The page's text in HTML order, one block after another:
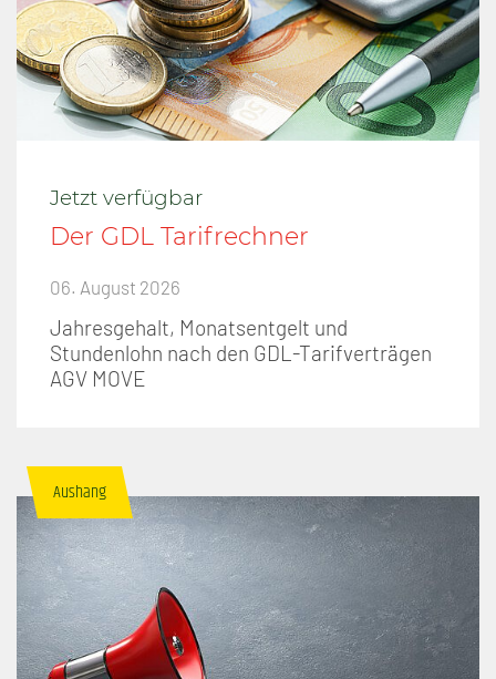
Jetzt verfügbar
Der GDL Tarifrechner
06. August 2026
Jahresgehalt, Monatsentgelt und
Stundenlohn nach den GDL-Tarifverträgen
AGV MOVE
Aushang